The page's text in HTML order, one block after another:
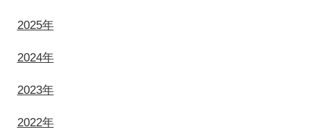
2025年
2024年
2023年
2022年